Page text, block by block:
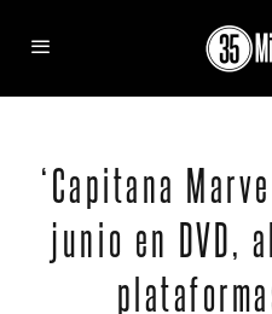
‘Capitana
junio en DVD,